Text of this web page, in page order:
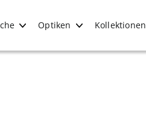
Optiken Kollektionen